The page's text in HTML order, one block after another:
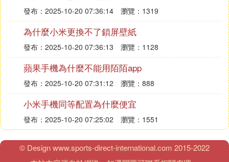
發布：2025-10-20 07:36:14 瀏覽：1319
為什麼小米更換不了鎖屏壁紙
發布：2025-10-20 07:36:13 瀏覽：1128
蘋果手機為什麼不能用陌陌app
發布：2025-10-20 07:31:12 瀏覽：888
小米手機同等配置為什麼便宜
發布：2025-10-20 07:25:02 瀏覽：1551
© Design www.sports-direct-international.com 2015-2022